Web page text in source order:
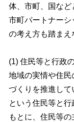
体、市町、国など
市町パートナー
の考え方も踏まえ
(1) 住民等と行政
地域の実情や住
づくりを推進して
という住民等と
もとに、住民等